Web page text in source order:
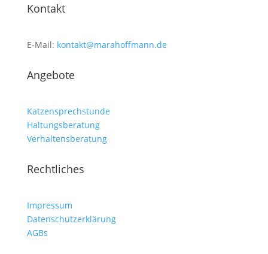
Kontakt
E-Mail: kontakt@marahoffmann.de
Angebote
Katzensprechstunde
Haltungsberatung
Verhaltensberatung
Rechtliches
Impressum
Datenschutzerklärung
AGBs